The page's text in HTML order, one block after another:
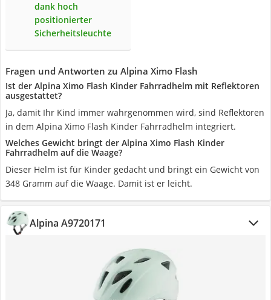
dank hoch
positionierter
Sicherheitsleuchte
Fragen und Antworten zu Alpina Ximo Flash
Ist der Alpina Ximo Flash Kinder Fahrradhelm mit Reflektoren
ausgestattet?
Ja, damit Ihr Kind immer wahrgenommen wird, sind Reflektoren
in dem Alpina Ximo Flash Kinder Fahrradhelm integriert.
Welches Gewicht bringt der Alpina Ximo Flash Kinder
Fahrradhelm auf die Waage?
Dieser Helm ist für Kinder gedacht und bringt ein Gewicht von
348 Gramm auf die Waage. Damit ist er leicht.
Alpina A9720171